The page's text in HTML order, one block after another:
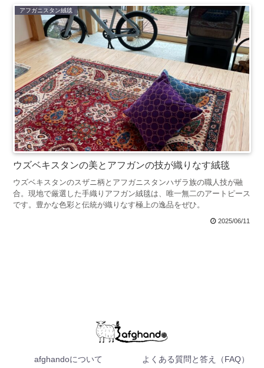
アフガニスタン絨毯
ウズベキスタンの美とアフガンの技が織りなす絨毯
ウズベキスタンのスザニ柄とアフガニスタンハザラ族の職人技が融
合。現地で厳選した手織りアフガン絨毯は、唯一無二のアートピース
です。豊かな色彩と伝統が織りなす極上の逸品をぜひ。
2025/06/11
afghandoについて よくある質問と答え（FAQ）